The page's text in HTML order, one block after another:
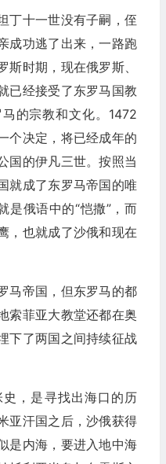
丁十一世没有子嗣，侄
成功逃了出来，一路跑
时期，现在俄罗斯、
已经接受了东罗马国教
的宗教和文化。1472
个决定，将已经成年的
国的伊凡三世。按照当
就成了东罗马帝国的唯
是俄语中的“恺撒”，而
，也就成了沙俄和现在
马帝国，但东罗马的都
索菲亚大教堂还都在奥
下了两国之间持续征战
，是寻找出海口的历
亚汗国之后，沙俄获得
是内海，要进入地中海